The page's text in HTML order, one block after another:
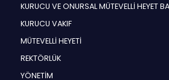
KURUCU VE ONURSAL MÜTEVELLİ HEYET
KURUCU VAKIF
MÜTEVELLİ HEYETİ
REKTÖRLÜK
YÖNETİM